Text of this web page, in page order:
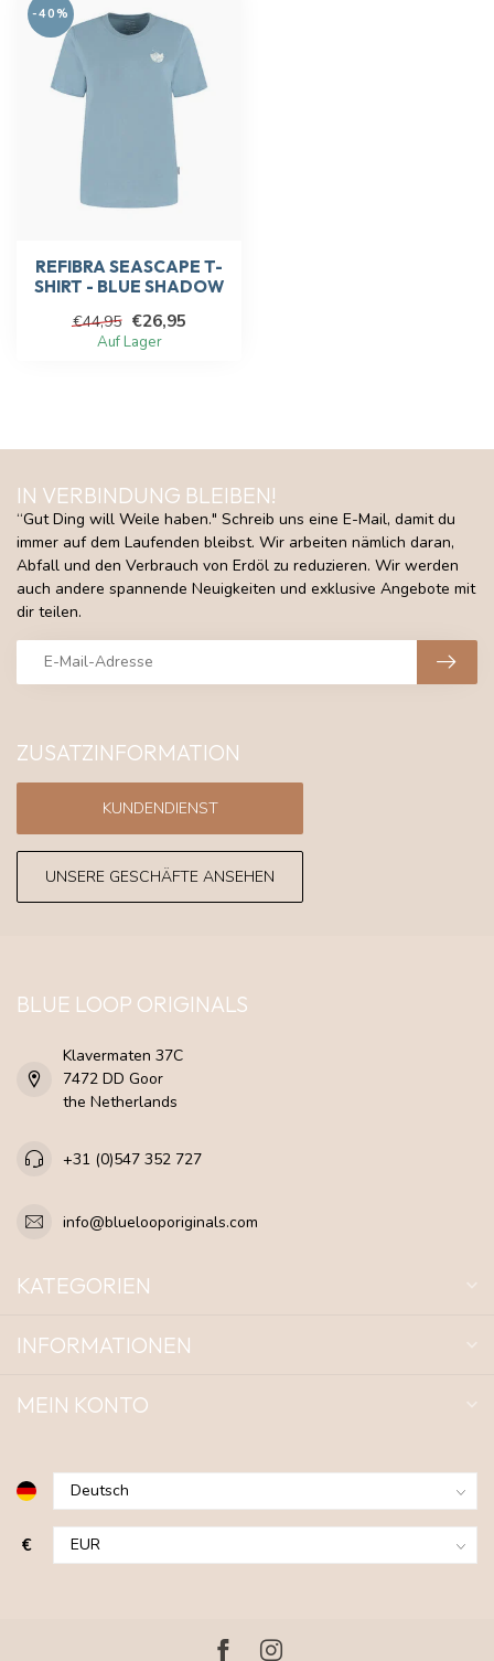
-40%
REFIBRA SEASCAPE T-
SHIRT - BLUE SHADOW
€44,95 €26,95
Auf Lager
ZUSATZINFORMATION
KUNDENDIENST
UNSERE GESCHÄFTE ANSEHEN
IN VERBINDUNG BLEIBEN!
“Gut Ding will Weile haben." Schreib uns eine E-Mail, damit du
immer auf dem Laufenden bleibst. Wir arbeiten nämlich daran,
Abfall und den Verbrauch von Erdöl zu reduzieren. Wir werden
auch andere spannende Neuigkeiten und exklusive Angebote mit
dir teilen.
BLUE LOOP ORIGINALS
Klavermaten 37C
7472 DD Goor
the Netherlands
+31 (0)547 352 727
info@bluelooporiginals.com
KATEGORIEN
INFORMATIONEN
MEIN KONTO
€